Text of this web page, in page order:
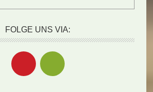
FOLGE UNS VIA: